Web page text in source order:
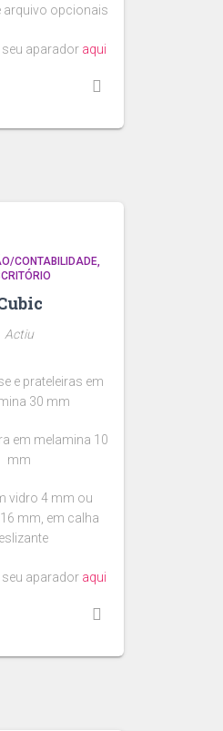
arquivo opcionais
aparador aqui
CONTABILIDADE
Actiu
e prateleiras em
30 mm
em melamina 10
mm
vidro 4 mm ou
mm, em calha
aparador aqui